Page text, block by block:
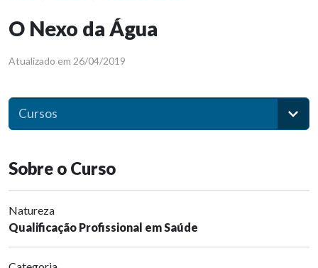
O Nexo da Água
Atualizado em 26/04/2019
Cursos
Sobre o Curso
Natureza
Qualificação Profissional em Saúde